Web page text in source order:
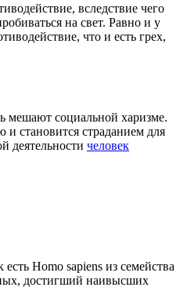
вследствие чего
на свет. Равно и у
что и есть грех,
мешают социальной харизме.
и становится страданием для
деятельности человек
есть Homo sapiens из семейства
достигший наивысших